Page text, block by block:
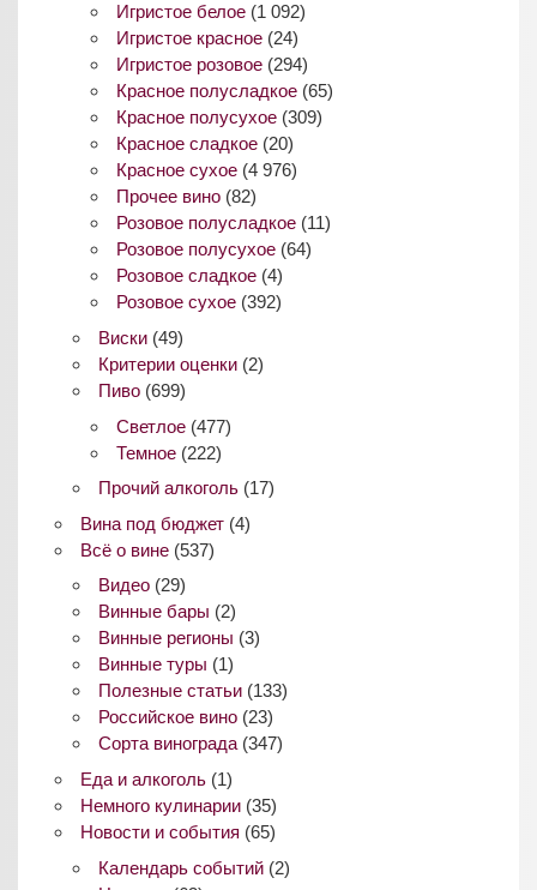
Игристое белое (1 092)
Игристое красное (24)
Игристое розовое (294)
Красное полусладкое (65)
Красное полусухое (309)
Красное сладкое (20)
Красное сухое (4 976)
Прочее вино (82)
Розовое полусладкое (11)
Розовое полусухое (64)
Розовое сладкое (4)
Розовое сухое (392)
Виски(49)
Критерии оценки(2)
Пиво(699)
Светлое (477)
Темное (222)
Прочий алкоголь(17)
Вина под бюджет(4)
Всё о вине(537)
Видео(29)
Винные бары (2)
Винные регионы (3)
Винные туры (1)
Полезные статьи(133)
Российское вино(23)
Сорта винограда(347)
Еда и алкоголь(1)
Немного кулинарии(35)
Новости и события (65)
Календарь событий(2)